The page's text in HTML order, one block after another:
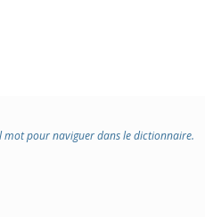
mot pour naviguer dans le dictionnaire.